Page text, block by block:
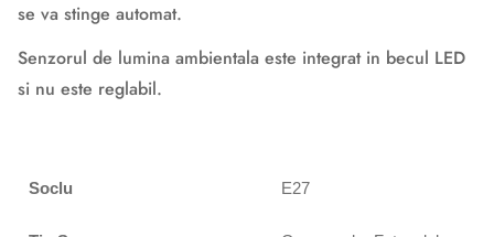
se va stinge automat.
Senzorul de lumina ambientala este integrat in becul LED
si nu este reglabil.
Soclu E27